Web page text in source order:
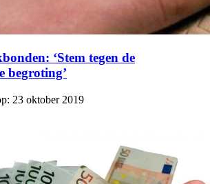
‘Stem tegen de
begroting’
23 oktober 2019